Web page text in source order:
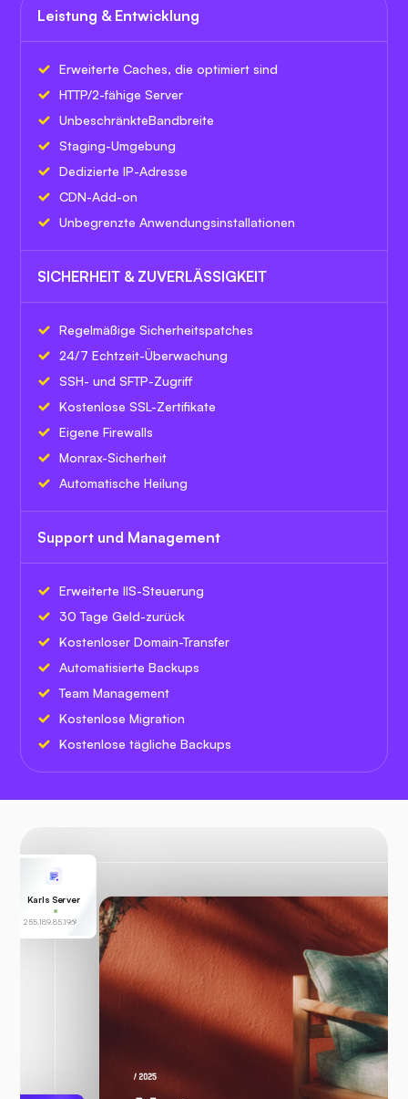
Leistung & Entwicklung
Erweiterte Caches, die optimiert sind
HTTP/2-fähige Server
UnbeschränkteBandbreite
Staging-Umgebung
Dedizierte IP-Adresse
CDN-Add-on
Unbegrenzte Anwendungsinstallationen
SICHERHEIT & ZUVERLÄSSIGKEIT
Regelmäßige Sicherheitspatches
24/7 Echtzeit-Überwachung
SSH- und SFTP-Zugriff
Kostenlose SSL-Zertifikate
Eigene Firewalls
Monrax-Sicherheit
Automatische Heilung
Support und Management
Erweiterte IIS-Steuerung
30 Tage Geld-zurück
Kostenloser Domain-Transfer
Automatisierte Backups
Team Management
Kostenlose Migration
Kostenlose tägliche Backups
Karls Server
255.189.85.19